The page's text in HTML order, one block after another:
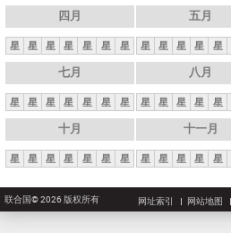
四月
星 星 星 星 星 星 星
五月
星 星 星 星 星
七月
星 星 星 星 星 星 星
八月
星 星 星 星 星
十月
星 星 星 星 星 星 星
十一月
星 星 星 星 星
联合国© 2026 版权所有 网址索引 网站地图